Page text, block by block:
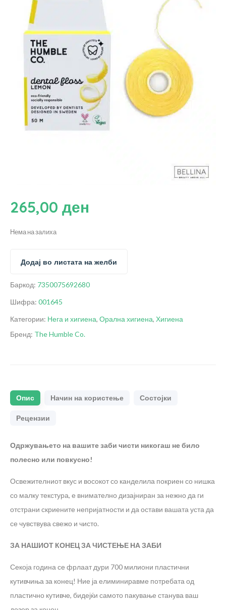
265,00 ден
Нема на залиха
Додај во листата на желби
Баркод: 7350075692680
Шифра: 001645
Категории: Нега и хигиена, Орална хигиена, Хигиена
Бренд: The Humble Co.
Опис Начин на користење Состојки
Рецензии
Одржувањето на вашите заби чисти никогаш не било
полесно или повкусно!
Освежителниот вкус и восокот со канделила покриен со нишка
со малку текстура, е внимателно дизајниран за нежно да ги
отстрани скриените непријатности и да остави вашата уста да
се чувствува свежо и чисто.
ЗА НАШИОТ КОНЕЦ ЗА ЧИСТЕЊЕ НА ЗАБИ
Секоја година се фрлаат дури 700 милиони пластични
кутивчиња за конец! Ние ја елиминиравме потребата од
пластично кутивче, бидејќи самото пакување станува ваш